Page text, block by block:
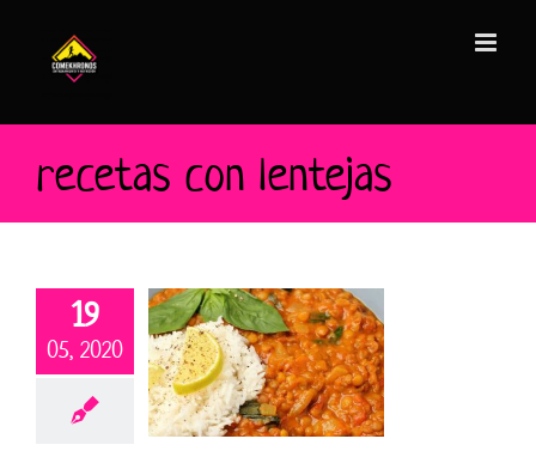
contenido
recetas con lentejas
19
05, 2020